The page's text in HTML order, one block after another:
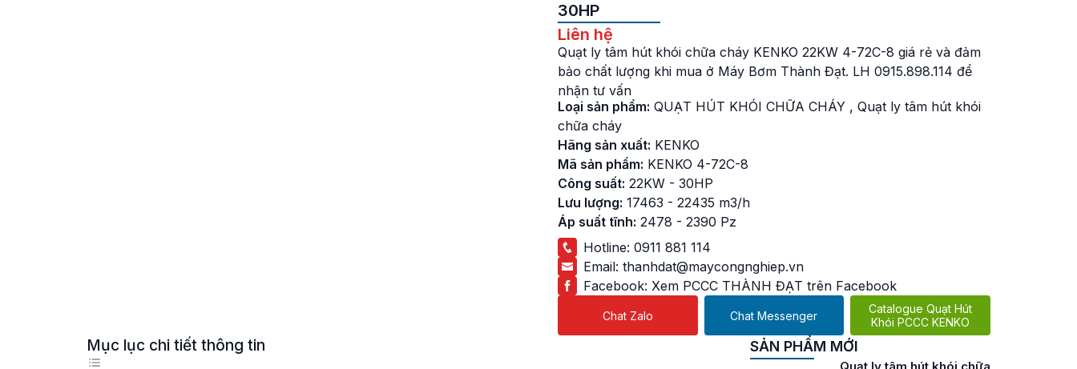
30HP
Liên hệ
Quạt ly tâm hút khói chữa cháy KENKO 22KW 4-72C-8 giá rẻ và đảm
bảo chất lượng khi mua ở Máy Bơm Thành Đạt. LH 0915.898.114 để
nhận tư vấn
Loại sản phẩm: QUẠT HÚT KHÓI CHỮA CHÁY , Quạt ly tâm hút khói
chữa cháy
Hãng sản xuất: KENKO
Mã sản phẩm: KENKO 4-72C-8
Công suất: 22KW - 30HP
Lưu lượng: 17463 - 22435 m3/h
Áp suất tĩnh: 2478 - 2390 Pz
Hotline: 0911 881 114
Email: thanhdat@maycongnghiep.vn
Facebook: Xem PCCC THÀNH ĐẠT trên Facebook
Chat Zalo Chat Messenger
Catalogue Quạt Hút
Khói PCCC KENKO
Mục lục chi tiết thông tin SẢN PHẨM MỚI